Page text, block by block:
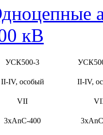
кВ
УСК500-3
II-IV, особый II-IV,
VII
3хАnС-400